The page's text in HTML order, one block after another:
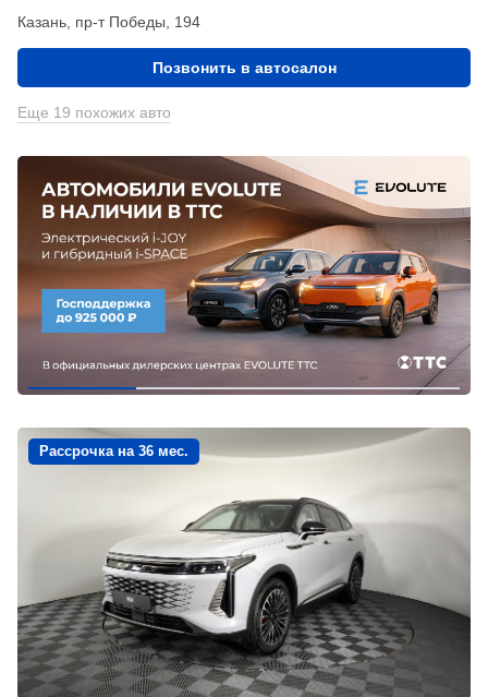
Казань, пр-т Победы, 194
Позвонить в автосалон
Еще 19 похожих авто
Рассрочка на 36 мес.